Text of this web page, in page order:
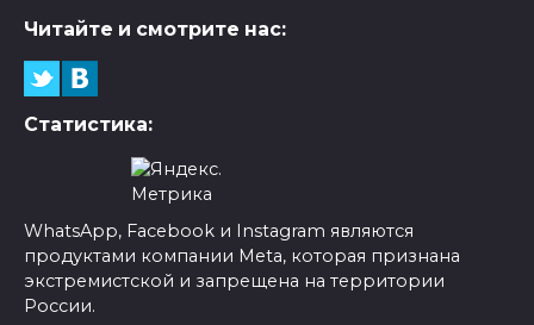
Читайте и смотрите нас:
Статистика:
WhatsApp, Facebook и Instagram являются
продуктами компании Meta, которая признана
экстремистской и запрещена на территории
России.